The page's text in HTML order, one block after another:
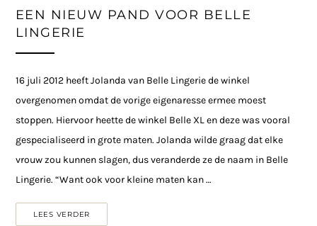
EEN NIEUW PAND VOOR BELLE
LINGERIE
16 juli 2012 heeft Jolanda van Belle Lingerie de winkel
overgenomen omdat de vorige eigenaresse ermee moest
stoppen. Hiervoor heette de winkel Belle XL en deze was vooral
gespecialiseerd in grote maten. Jolanda wilde graag dat elke
vrouw zou kunnen slagen, dus veranderde ze de naam in Belle
Lingerie. “Want ook voor kleine maten kan …
LEES VERDER